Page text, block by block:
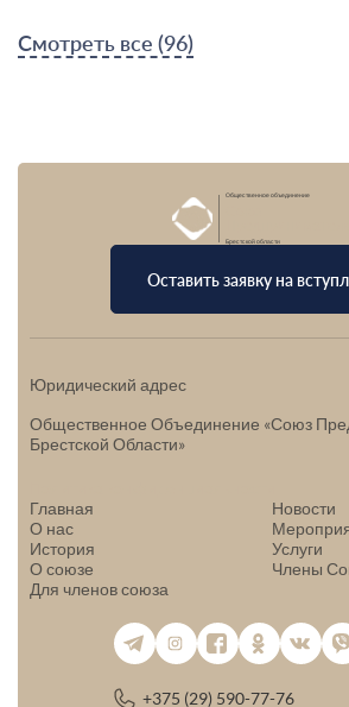
Смотреть все (96)
Общественное объединение
Брестской области
Оставить заявку на
Юридический адрес
Общественное Объединение «Союз
Брестской Области»
Главная
Новости
О нас
История
Услуги
О союзе
Члены
Для членов союза
+375 (29) 590-77-76